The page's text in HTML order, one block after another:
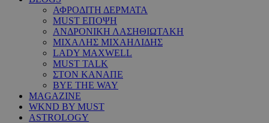
ΑΦΡΟΔΙΤΗ ΔΕΡΜΑΤΑ
MUST ΕΠΟΨΗ
ΑΝΔΡΟΝΙΚΗ ΛΑΣΗΘΙΩΤΑΚΗ
ΜΙΧΑΛΗΣ ΜΙΧΑΗΛΙΔΗΣ
LADY MAXWELL
MUST TALK
ΣΤΟΝ ΚΑΝΑΠΕ
BYE THE WAY
MAGAZINE
WKND BY MUST
ASTROLOGY